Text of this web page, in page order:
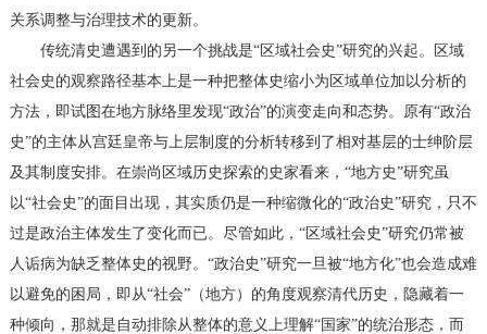
关系调整与治理技术的更新。
传统清史遭遇到的另一个挑战是“区域社会史”研究的兴起。区域
社会史的观察路径基本上是一种把整体史缩小为区域单位加以分析的
方法，即试图在地方脉络里发现“政治”的演变走向和态势。原有“政治
史”的主体从宫廷皇帝与上层制度的分析转移到了相对基层的士绅阶层
及其制度安排。在崇尚区域历史探索的史家看来，“地方史”研究虽
以“社会史”的面目出现，其实质仍是一种缩微化的“政治史”研究，只不
过是政治主体发生了变化而已。尽管如此，“区域社会史”研究仍常被
人诟病为缺乏整体史的视野。“政治史”研究一旦被“地方化”也会造成难
以避免的困局，即从“社会”（地方）的角度观察清代历史，隐藏着一
种倾向，那就是自动排除从整体的意义上理解“国家”的统治形态，而